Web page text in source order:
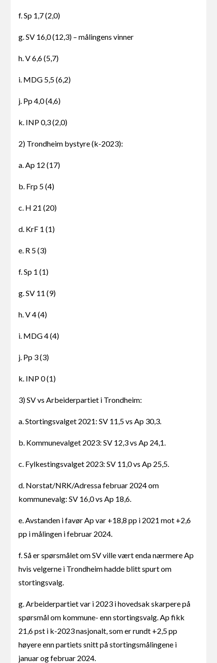
f. Sp 1,7 (2,0)
g. SV 16,0 (12,3) – målingens vinner
h. V 6,6 (5,7)
i. MDG 5,5 (6,2)
j. Pp 4,0 (4,6)
k. INP 0,3 (2,0)
2) Trondheim bystyre (k-2023):
a. Ap 12 (17)
b. Frp 5 (4)
c. H 21 (20)
d. KrF 1 (1)
e. R 5 (3)
f. Sp 1 (1)
g. SV 11 (9)
h. V 4 (4)
i. MDG 4 (4)
j. Pp 3 (3)
k. INP 0 (1)
3) SV vs Arbeiderpartiet i Trondheim:
a. Stortingsvalget 2021: SV 11,5 vs Ap 30,3.
b. Kommunevalget 2023: SV 12,3 vs Ap 24,1.
c. Fylkestingsvalget 2023: SV 11,0 vs Ap 25,5.
d. Norstat/NRK/Adressa februar 2024 om
kommunevalg: SV 16,0 vs Ap 18,6.
e. Avstanden i favør Ap var +18,8 pp i 2021 mot +2,6
pp i målingen i februar 2024.
f. Så er spørsmålet om SV ville vært enda nærmere Ap
hvis velgerne i Trondheim hadde blitt spurt om
stortingsvalg.
g. Arbeiderpartiet var i 2023 i hovedsak skarpere på
spørsmål om kommune- enn stortingsvalg. Ap fikk
21,6 pst i k-2023 nasjonalt, som er rundt +2,5 pp
høyere enn partiets snitt på stortingsmålingene i
januar og februar 2024.